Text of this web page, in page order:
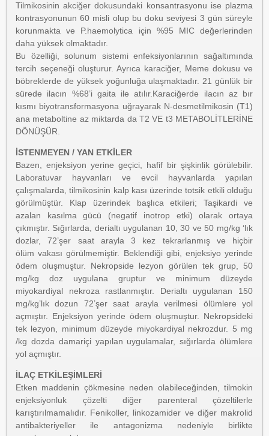
Tilmikosinin akciğer dokusundaki konsantrasyonu ise plazma
kontrasyonunun 60 misli olup bu doku seviyesi 3 gün süreyle
korunmakta ve P.haemolytica için %95 MIC değerlerinden
daha yüksek olmaktadır.
Bu özelliği, solunum sistemi enfeksiyonlarının sağaltımında
tercih seçeneği oluşturur. Ayrıca karaciğer, Meme dokusu ve
böbreklerde de yüksek yoğunluğa ulaşmaktadır. 21 günlük bir
sürede ilacın %68’i gaita ile atılır.Karaciğerde ilacın az bır
kısmı biyotransformasyona uğrayarak N-desmetilmikosin (T1)
ana metaboltine az miktarda da T2 VE t3 METABOLİTLERİNE
DÖNÜŞÜR.
İSTENMEYEN / YAN ETKİLER
Bazen, enjeksiyon yerine geçici, hafif bir şişkinlik görülebilir.
Laboratuvar hayvanları ve evcil hayvanlarda yapılan
çalışmalarda, tilmikosinin kalp kası üzerinde totsik etkili olduğu
görülmüştür. Klap üzerindek başlıca etkileri; Taşikardi ve
azalan kasılma gücü (negatif inotrop etki) olarak ortaya
çıkmıştır. Sığırlarda, derialtı uygulanan 10, 30 ve 50 mg/kg ‘lık
dozlar, 72’şer saat arayla 3 kez tekrarlanmış ve hiçbir
ölüm vakası görülmemiştir. Beklendiği gibi, enjeksiyo yerinde
ödem oluşmuştur. Nekropside lezyon görülen tek grup, 50
mg/kg doz uygulana gruptur ve minimum düzeyde
miyokardiyal nekroza rastlanmıştır. Derialtı uygulanan 150
mg/kg’lık dozun 72’şer saat arayla verilmesi ölümlere yol
açmıştır. Enjeksiyon yerinde ödem oluşmuştur. Nekropsideki
tek lezyon, minimum düzeyde miyokardiyal nekrozdur. 5 mg
/kg dozda damariçi yapılan uygulamalar, sığırlarda ölümlere
yol açmıştır.
İLAÇ ETKİLEŞİMLERİ
Etken maddenin çökmesine neden olabileceğinden, tilmokin
enjeksiyonluk çözelti diğer parenteral çözeltilerle
karıştırılmamalıdır. Fenikoller, linkozamider ve diğer makrolid
antibakteriyeller ile antagonizma nedeniyle birlikte